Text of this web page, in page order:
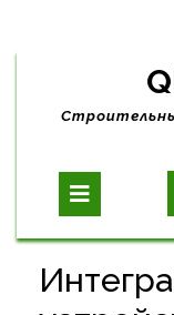
Skip
content